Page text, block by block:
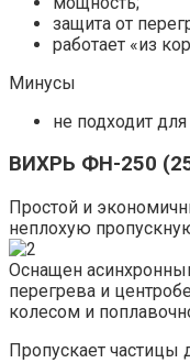
защита от
работает «из
Минусы
не подходит
ВИХРЬ ФН-250
Простой и
неплохую
Оснащен
перегрева и
колесом и
Пропускает